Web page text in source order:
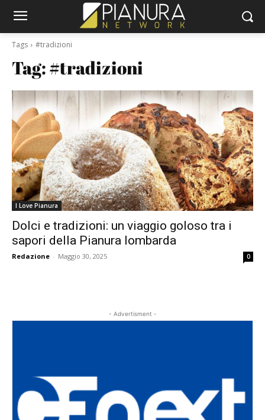
Tags #tradizioni
Tag: #tradizioni
I Love Pianura
Dolci e tradizioni: un viaggio goloso tra i
sapori della Pianura lombarda
Redazione - Maggio 30, 2025 0
- Advertisment -